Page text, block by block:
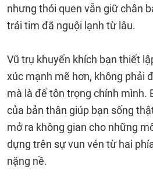
nhưng thói quen vẫn giữ chân
trái tim đã nguội lạnh từ lâu.
Vũ trụ khuyến khích bạn thiết
xúc mạnh mẽ hơn, không phải
mà là để tôn trọng chính mình.
của bản thân giúp bạn sống
mở ra không gian cho những
dựng trên sự vun vén từ hai
nặng nề.